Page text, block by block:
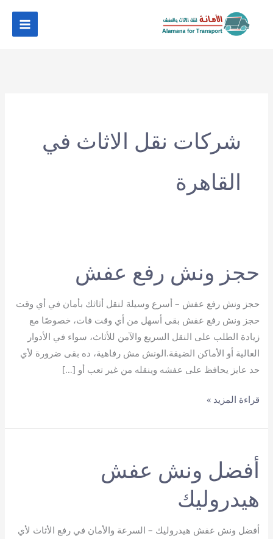
شركات نقل الاثاث في
القاهرة
حجز ونش رفع عفش
حجز ونش رفع عفش – أسرع وسيلة لنقل أثاثك بأمان في أي وقت
حجز ونش رفع عفش بقى أسهل من أي وقت فات، خصوصًا مع
زيادة الطلب على النقل السريع والآمن للأثاث، سواء في الأدوار
العالية أو الأماكن الضيقة.الونش مش رفاهية، ده بقى ضرورة لأي
حد عايز يحافظ على عفشه وينقله من غير تعب أو […]
حجز
رفع
قراءة المزيد »
أفضل ونش عفش
هيدروليك
أفضل ونش عفش هيدروليك – السرعة والأمان في رفع الأثاث لأي